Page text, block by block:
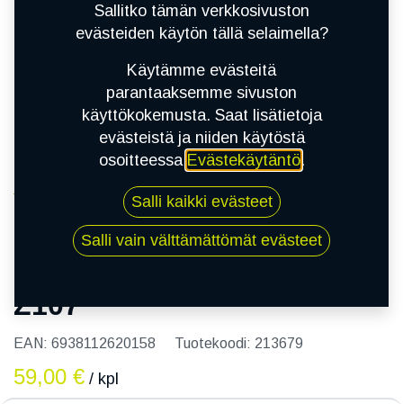
185/60R15 84H WESTLAKE Z107
185/60R15 84H WESTLAKE
Z107
EAN: 6938112620158 Tuotekoodi: 213679
59,00 € / kpl
Sallitko tämän verkkosivuston
evästeiden käytön tällä selaimella?
Käytämme evästeitä
parantaaksemme sivuston
käyttökokemusta. Saat lisätietoja
evästeistä ja niiden käytöstä
osoitteessa Evästekäytäntö.
Salli kaikki evästeet
Salli vain välttämättömät evästeet